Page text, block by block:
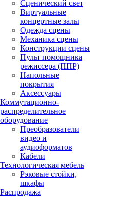
Сценический свет
Виртуальные
концертные залы
Одежда сцены
Механика сцены
Конструкции сцены
Пульт помощника
режиссера (ППР)
Напольные
покрытия
Аксессуары
Коммутационно-
распределительное
оборудование
Преобразователи
видео и
аудиоформатов
Кабели
Технологическая мебель
Рэковые стойки,
шкафы
Распродажа